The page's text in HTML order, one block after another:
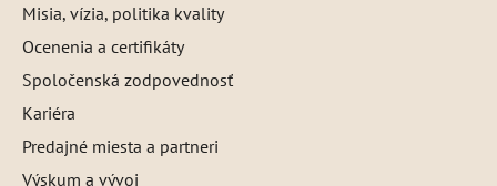
Misia, vízia, politika kvality
Ocenenia a certifikáty
Spoločenská zodpovednosť
Kariéra
Predajné miesta a partneri
Výskum a vývoj